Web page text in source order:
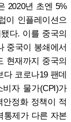
2020년 초엔 5%
이 인플레이션으
다. 이를 중국의
중국이 봉쇄에서
현재까지 중국의
코로나19 팬데
자 물가(CPI)가
정화 정책이 적
통제가 다른 자본